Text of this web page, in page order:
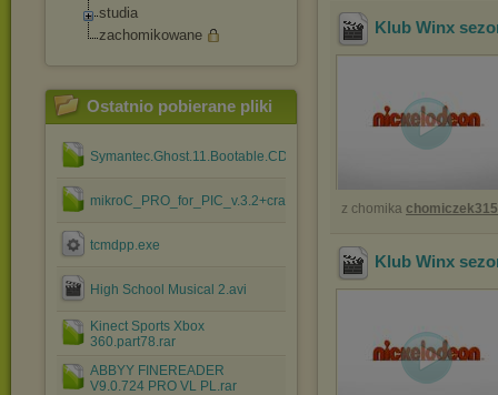
studia
zachomikowane
Ostatnio pobierane pliki
Symantec.Ghost.11.Bootable.CD.rar
mikroC_PRO_for_PIC_v.3.2+crack.rar
tcmdpp.exe
High School Musical 2.avi
Kinect Sports Xbox
360.part78.rar
ABBYY FINEREADER
V9.0.724 PRO VL PL.rar
Klub Winx
z chomika
Klub Winx